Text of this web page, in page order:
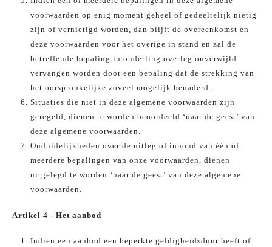
voorwaarden op enig moment geheel of gedeeltelijk nietig
zijn of vernietigd worden, dan blijft de overeenkomst en
deze voorwaarden voor het overige in stand en zal de
betreffende bepaling in onderling overleg onverwijld
vervangen worden door een bepaling dat de strekking van
het oorspronkelijke zoveel mogelijk benaderd.
Situaties die niet in deze algemene voorwaarden zijn
geregeld, dienen te worden beoordeeld ‘naar de geest’ van
deze algemene voorwaarden.
Onduidelijkheden over de uitleg of inhoud van één of
meerdere bepalingen van onze voorwaarden, dienen
uitgelegd te worden ‘naar de geest’ van deze algemene
voorwaarden.
Artikel 4 - Het aanbod
Indien een aanbod een beperkte geldigheidsduur heeft of